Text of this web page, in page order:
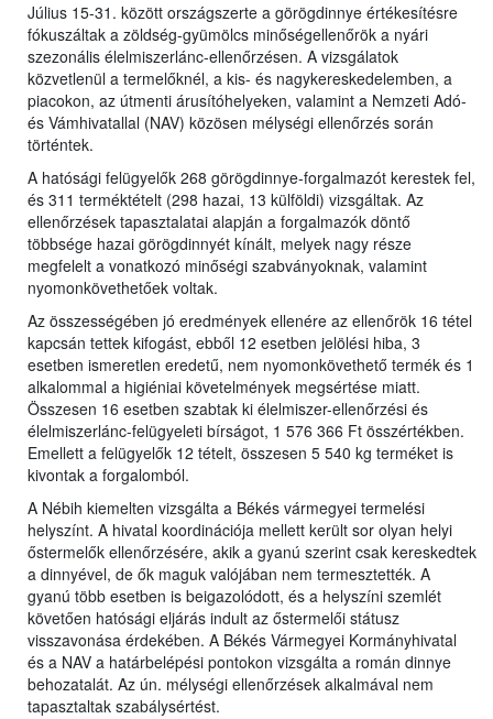
Július 15-31. között országszerte a görögdinnye értékesítésre
fókuszáltak a zöldség-gyümölcs minőségellenőrök a nyári
szezonális élelmiszerlánc-ellenőrzésen. A vizsgálatok
közvetlenül a termelőknél, a kis- és nagykereskedelemben, a
piacokon, az útmenti árusítóhelyeken, valamint a Nemzeti Adó-
és Vámhivatallal (NAV) közösen mélységi ellenőrzés során
történtek.
A hatósági felügyelők 268 görögdinnye-forgalmazót kerestek fel,
és 311 terméktételt (298 hazai, 13 külföldi) vizsgáltak. Az
ellenőrzések tapasztalatai alapján a forgalmazók döntő
többsége hazai görögdinnyét kínált, melyek nagy része
megfelelt a vonatkozó minőségi szabványoknak, valamint
nyomonkövethetőek voltak.
Az összességében jó eredmények ellenére az ellenőrök 16 tétel
kapcsán tettek kifogást, ebből 12 esetben jelölési hiba, 3
esetben ismeretlen eredetű, nem nyomonkövethető termék és 1
alkalommal a higiéniai követelmények megsértése miatt.
Összesen 16 esetben szabtak ki élelmiszer-ellenőrzési és
élelmiszerlánc-felügyeleti bírságot, 1 576 366 Ft összértékben.
Emellett a felügyelők 12 tételt, összesen 5 540 kg terméket is
kivontak a forgalomból.
A Nébih kiemelten vizsgálta a Békés vármegyei termelési
helyszínt. A hivatal koordinációja mellett került sor olyan helyi
őstermelők ellenőrzésére, akik a gyanú szerint csak kereskedtek
a dinnyével, de ők maguk valójában nem termesztették. A
gyanú több esetben is beigazolódott, és a helyszíni szemlét
követően hatósági eljárás indult az őstermelői státusz
visszavonása érdekében. A Békés Vármegyei Kormányhivatal
és a NAV a határbelépési pontokon vizsgálta a román dinnye
behozatalát. Az ún. mélységi ellenőrzések alkalmával nem
tapasztaltak szabálysértést.